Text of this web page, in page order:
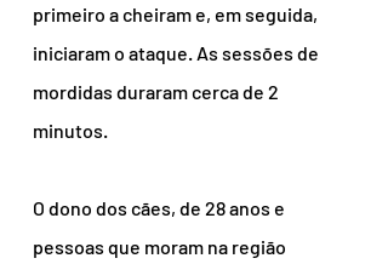
primeiro a cheiram e, em seguida,
iniciaram o ataque. As sessões de
mordidas duraram cerca de 2
minutos.
O dono dos cães, de 28 anos e
pessoas que moram na região